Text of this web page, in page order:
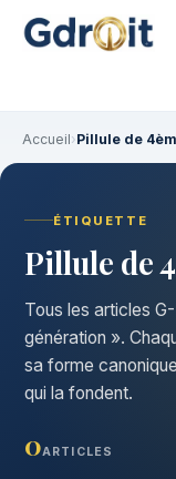
Accueil›Pillule de
ÉTIQUETTE
Pillule de
Tous les articles
génération ».
sa forme
qui la fondent.
0ARTICLES